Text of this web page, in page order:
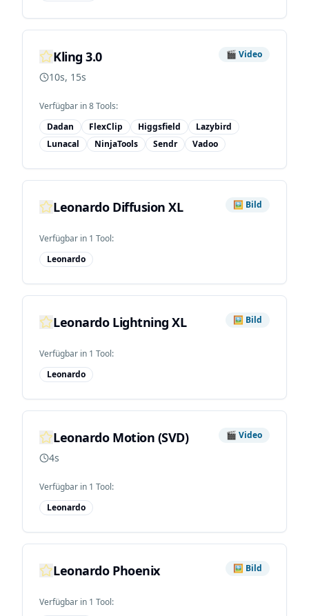
Kling 3.0 🎬 Video
10s, 15s
Verfügbar in8Tools:
Dadan
FlexClip Higgsfield
Lazybird
Lunacal
NinjaTools Sendr Vadoo
Leonardo Diffusion XL 🖼️ Bild
Verfügbar in 1 Tool:
Leonardo
Leonardo Lightning XL 🖼️ Bild
Verfügbar in 1 Tool:
Leonardo
Leonardo Motion (SVD) 🎬 Video
4s
Verfügbar in 1 Tool:
Leonardo
Leonardo Phoenix 🖼️ Bild
Verfügbar in 1 Tool: